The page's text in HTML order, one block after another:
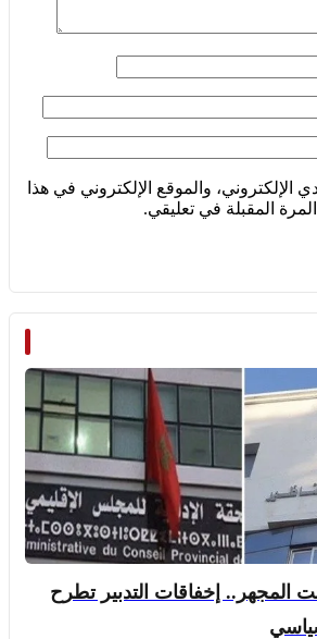
الإلكتروني، والموقع الإلكتروني في هذا
المقبلة في تعليقي.
المجهر.. إخفاقات التدبير تطرح